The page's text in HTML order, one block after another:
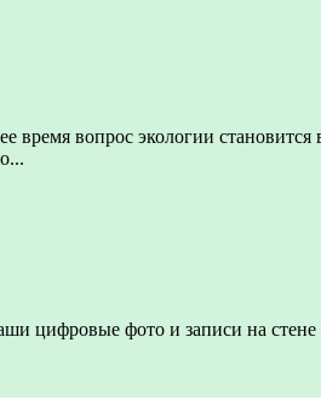
время вопрос экологии становится
цифровые фото и записи на